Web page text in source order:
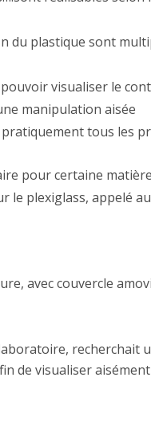
du plastique sont
visualiser le
manipulation aisée
tous les
pour certaine
le plexiglass, appelé
avec couvercle
recherchait
de visualiser